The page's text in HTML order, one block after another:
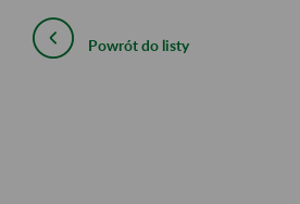
Powrót do listy